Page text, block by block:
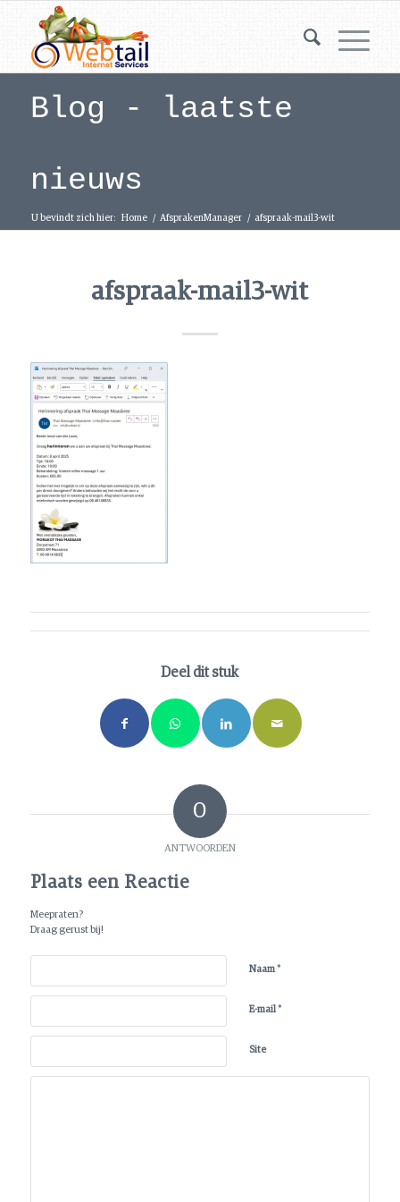
Blog - laatste
nieuws
U bevindt zich hier: Home / AfsprakenManager / afspraak-mail3-wit
afspraak-mail3-wit
Deel dit stuk
0
ANTWOORDEN
Plaats een Reactie
Meepraten?
Draag gerust bij!
Naam*
E-mail*
Site